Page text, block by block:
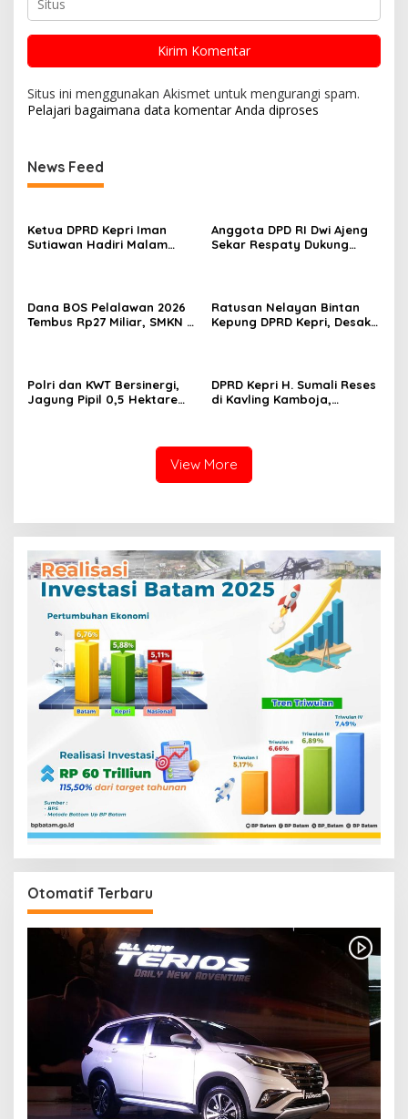
Situs ini menggunakan Akismet untuk mengurangi spam.
Pelajari bagaimana data komentar Anda diproses
News Feed
Ketua DPRD Kepri Iman
Sutiawan Hadiri Malam
Anggota DPD RI Dwi Ajeng
Sekar Respaty Dukung
Dana BOS Pelalawan 2026
Tembus Rp27 Miliar, SMKN 1
Ratusan Nelayan Bintan
Kepung DPRD Kepri, Desak
Polri dan KWT Bersinergi,
Jagung Pipil 0,5 Hektare
DPRD Kepri H. Sumali Reses
di Kavling Kamboja,
View More
Otomatif Terbaru